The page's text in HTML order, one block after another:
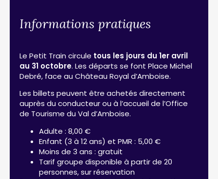
Informations pratiques
Le Petit Train circule tous les jours du 1er avril
au 31 octobre. Les départs se font Place Michel
Debré, face au Château Royal d’Amboise.
Les billets peuvent être achetés directement
auprès du conducteur ou à l’accueil de l’Office
de Tourisme du Val d’Amboise.
Adulte : 8,00 €
Enfant (3 à 12 ans) et PMR : 5,00 €
Moins de 3 ans : gratuit
Tarif groupe disponible à partir de 20
personnes, sur réservation